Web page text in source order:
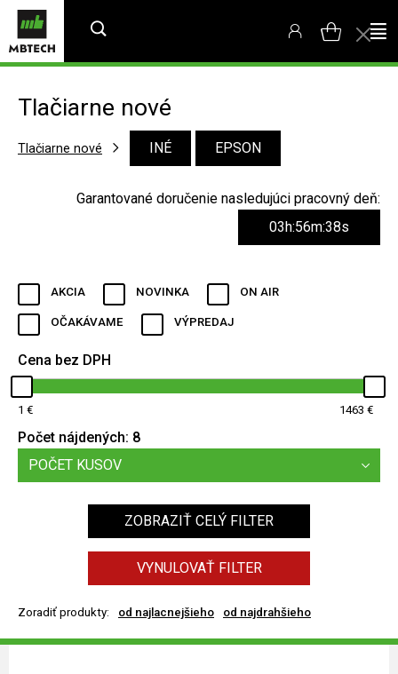
Tlačiarne nové
Tlačiarne nové INÉ EPSON
Garantované doručenie nasledujúci pracovný deň:
03h:56m:38s
AKCIA NOVINKA ON AIR
OČAKÁVAME VÝPREDAJ
Cena bez DPH
1 1463
Počet nájdených: 8
POČET KUSOV
ZOBRAZIŤ CELÝ FILTER
VYNULOVAŤ FILTER
Zoradiť produkty: od najlacnejšieho od najdrahšieho